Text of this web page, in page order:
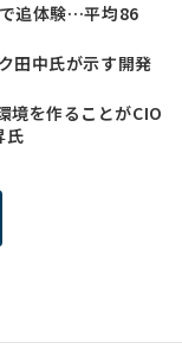
追体験…平均86
田中氏が示す開発
境を作ることがCIO
氏